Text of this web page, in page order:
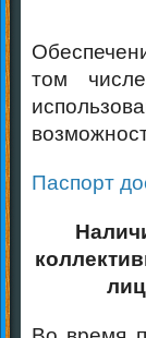
том
Паспорт